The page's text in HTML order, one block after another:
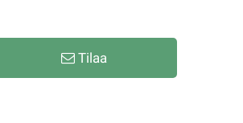
Tilaa